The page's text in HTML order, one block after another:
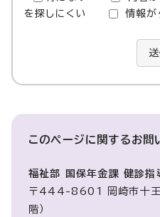
を探しにくい
情報が
このページに関するお問
福祉部 国保年金課 健診指
〒444-8601 岡崎市十王
階）